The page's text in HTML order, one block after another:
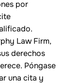
por
Law Firm,
derechos
Póngase
una cita y